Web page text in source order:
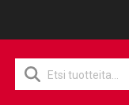
Products
search